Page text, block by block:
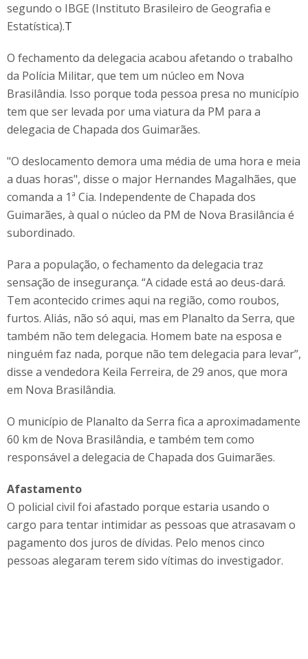
segundo o IBGE (Instituto Brasileiro de Geografia e
Estatística).T
O fechamento da delegacia acabou afetando o trabalho
da Polícia Militar, que tem um núcleo em Nova
Brasilândia. Isso porque toda pessoa presa no município
tem que ser levada por uma viatura da PM para a
delegacia de Chapada dos Guimarães.
"O deslocamento demora uma média de uma hora e meia
a duas horas", disse o major Hernandes Magalhães, que
comanda a 1ª Cia. Independente de Chapada dos
Guimarães, à qual o núcleo da PM de Nova Brasilância é
subordinado.
Para a população, o fechamento da delegacia traz
sensação de insegurança. “A cidade está ao deus-dará.
Tem acontecido crimes aqui na região, como roubos,
furtos. Aliás, não só aqui, mas em Planalto da Serra, que
também não tem delegacia. Homem bate na esposa e
ninguém faz nada, porque não tem delegacia para levar”,
disse a vendedora Keila Ferreira, de 29 anos, que mora
em Nova Brasilândia.
O município de Planalto da Serra fica a aproximadamente
60 km de Nova Brasilândia, e também tem como
responsável a delegacia de Chapada dos Guimarães.
Afastamento
O policial civil foi afastado porque estaria usando o
cargo para tentar intimidar as pessoas que atrasavam o
pagamento dos juros de dívidas. Pelo menos cinco
pessoas alegaram terem sido vítimas do investigador.